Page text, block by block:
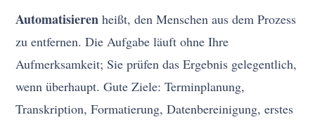
Automatisieren heißt, den Menschen aus dem Prozess
zu entfernen. Die Aufgabe läuft ohne Ihre
Aufmerksamkeit; Sie prüfen das Ergebnis gelegentlich,
wenn überhaupt. Gute Ziele: Terminplanung,
Transkription, Formatierung, Datenbereinigung, erstes